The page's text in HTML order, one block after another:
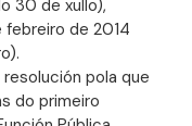
30 de xullo),
febreiro de 2014
pola que
do primeiro